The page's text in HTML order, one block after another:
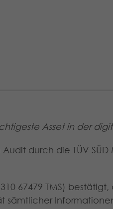
Asset in der
durch die TÜV
67479 TMS)
sämtlicher